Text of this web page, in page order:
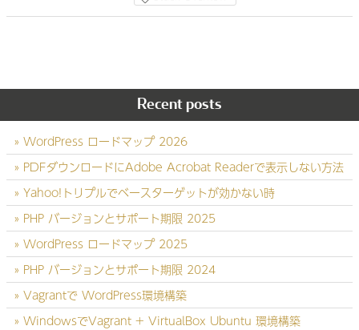
Recent posts
WordPress ロードマップ 2026
PDFダウンロードにAdobe Acrobat Readerで表示しない方法
Yahoo!トリプルでベースターゲットが効かない時
PHP バージョンとサポート期限 2025
WordPress ロードマップ 2025
PHP バージョンとサポート期限 2024
Vagrantで WordPress環境構築
WindowsでVagrant + VirtualBox Ubuntu 環境構築